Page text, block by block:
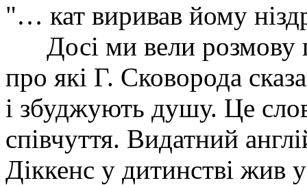
"… кат виривав йому
Досі ми вели розмову
про які Г. Сковорода
і збуджують душу. Це
співчуття. Видатний
Діккенс у дитинстві жив